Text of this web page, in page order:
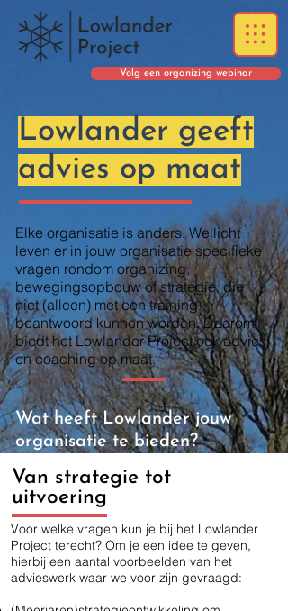
Volg een organizing webinar
Lowlander geeft
advies op maat
Elke organisatie is anders. Wellicht
leven er in jouw organisatie specifieke
vragen rondom organizing,
bewegingsopbouw of strategie, die
niet (alleen) met een training
beantwoord kunnen worden. Daarom
biedt het Lowlander Project ook advies
en coaching op maat.
Wat heeft Lowlander jouw
organisatie te bieden?
Van strategie tot
uitvoering
Voor welke vragen kun je bij het Lowlander
Project terecht? Om je een idee te geven,
hierbij een aantal voorbeelden van het
advieswerk waar we voor zijn gevraagd: